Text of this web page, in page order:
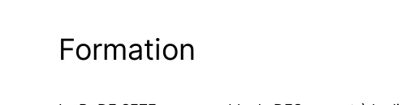
Formation